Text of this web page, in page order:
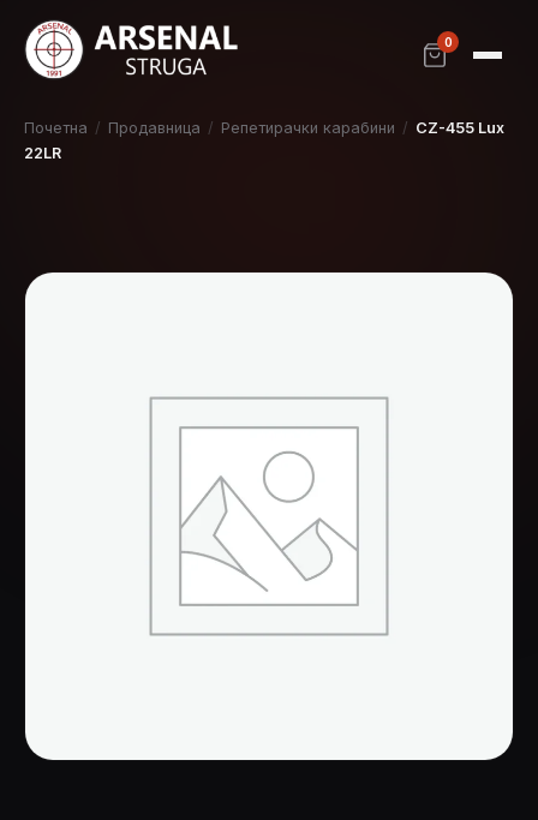
0
Почетна / Продавница / Репетирачки карабини / CZ-455 Lux
22LR